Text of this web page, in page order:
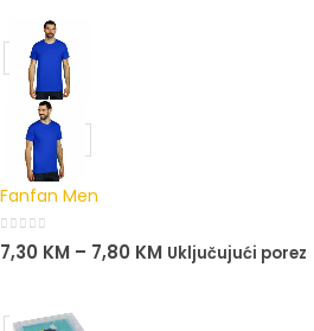
Fanfan Men
0out of 5
7,30 KM – 7,80 KM Uključujući porez